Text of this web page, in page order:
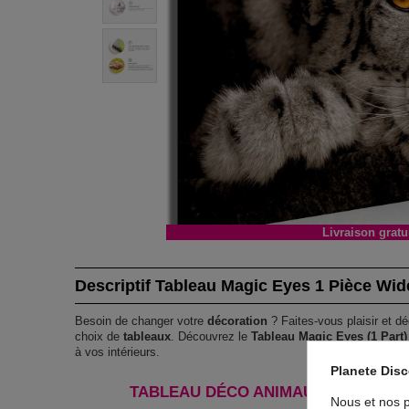
Livraison
Descriptif Tableau Magic Eyes 1 Pièce
Besoin de changer votredécoration ? Faites-vous plaisir et
choix detableaux . Découvrez leTableau Magic Eyes (1
à vos intérieurs.
TABLEAU DÉCO ANIMAUX MAGIC
Planete
Nous et nos